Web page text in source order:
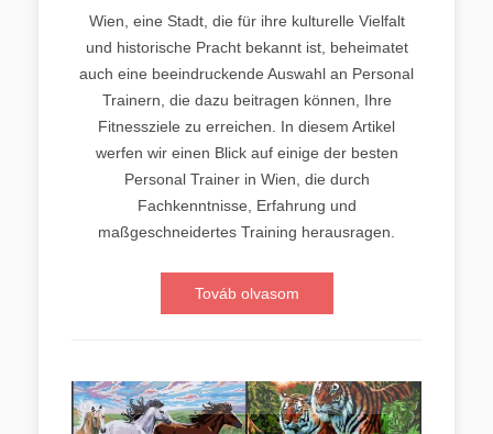
Wien, eine Stadt, die für ihre kulturelle Vielfalt
und historische Pracht bekannt ist, beheimatet
auch eine beeindruckende Auswahl an Personal
Trainern, die dazu beitragen können, Ihre
Fitnessziele zu erreichen. In diesem Artikel
werfen wir einen Blick auf einige der besten
Personal Trainer in Wien, die durch
Fachkenntnisse, Erfahrung und
maßgeschneidertes Training herausragen.
Továb olvasom